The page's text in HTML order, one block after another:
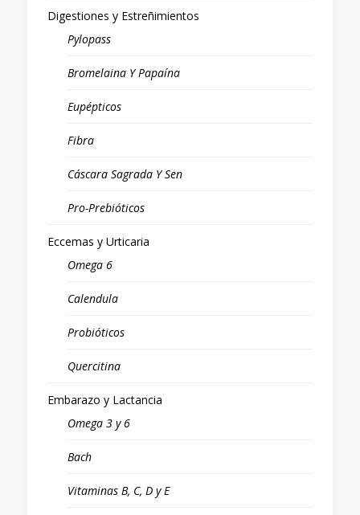
Digestiones y Estreñimientos
Pylopass
Bromelaina Y Papaína
Eupépticos
Fibra
Cáscara Sagrada Y Sen
Pro-Prebióticos
Eccemas y Urticaria
Omega 6
Calendula
Probióticos
Quercitina
Embarazo y Lactancia
Omega 3 y 6
Bach
Vitaminas B, C, D y E